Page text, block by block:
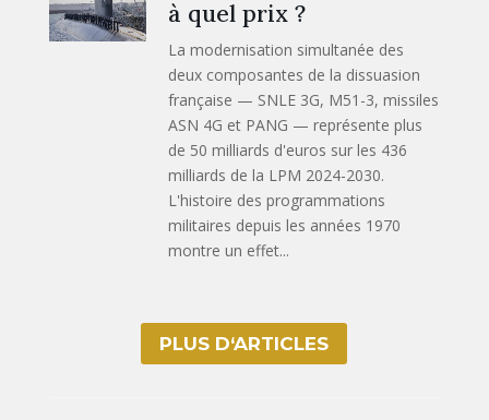
à quel prix ?
La modernisation simultanée des
deux composantes de la dissuasion
française — SNLE 3G, M51-3, missiles
ASN 4G et PANG — représente plus
de 50 milliards d'euros sur les 436
milliards de la LPM 2024-2030.
L'histoire des programmations
militaires depuis les années 1970
montre un effet...
PLUS D‘ARTICLES